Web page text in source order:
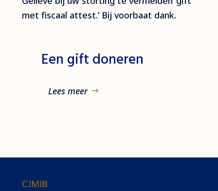
met fiscaal attest.’ Bij voorbaat dank.
Een gift doneren
Lees meer
CJMIB